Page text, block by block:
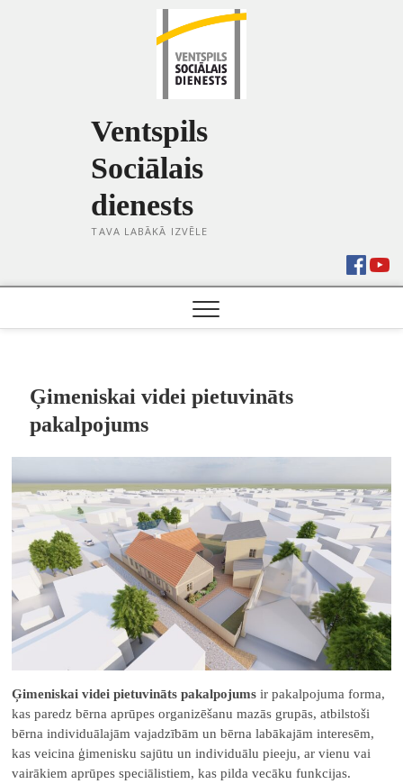
Ventspils
Sociālais
dienests
TAVA LABĀKĀ IZVĒLE
Ģimeniskai videi pietuvināts
pakalpojums
Ģimeniskai videi pietuvinātspakalpojums ir pakalpojuma forma,
kas paredz bērna aprūpes organizēšanu mazās grupās, atbilstoši
bērna individuālajām vajadzībām un bērna labākajām interesēm,
kas veicina ģimenisku sajūtu un individuālu pieeju, ar vienu vai
vairākiem aprūpes speciālistiem, kas pilda vecāku funkcijas.